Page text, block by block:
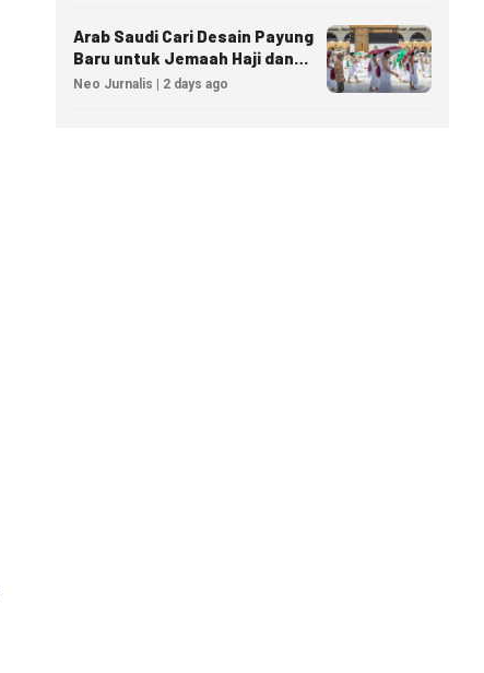
Arab Saudi Cari Desain Payung
Baru untuk Jemaah Haji dan
Umrah
Neo Jurnalis | 2 days ago